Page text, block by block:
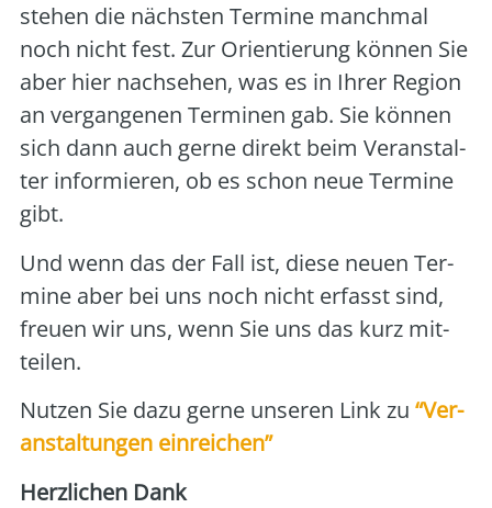
ste­hen die nächs­ten Ter­mi­ne manch­mal
noch nicht fest. Zur Ori­en­tie­rung kön­nen Sie
aber hier nach­se­hen, was es in Ihrer Regi­on
an ver­gan­ge­nen Ter­mi­nen gab. Sie kön­nen
sich dann auch ger­ne direkt beim Ver­an­stal­
ter infor­mie­ren, ob es schon neue Ter­mi­ne
gibt.
Und wenn das der Fall ist, die­se neu­en Ter­
mi­ne aber bei uns noch nicht erfasst sind,
freu­en wir uns, wenn Sie uns das kurz mit­
tei­len.
Nut­zen Sie dazu ger­ne unse­ren Link zu “Ver­
an­stal­tun­gen ein­rei­chen”
Herz­li­chen Dank